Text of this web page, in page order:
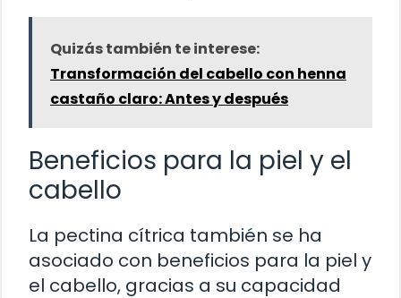
Quizás también te interese:
Transformación del cabello con henna
castaño claro: Antes y después
Beneficios para la piel y el
cabello
La pectina cítrica también se ha
asociado con beneficios para la piel y
el cabello, gracias a su capacidad